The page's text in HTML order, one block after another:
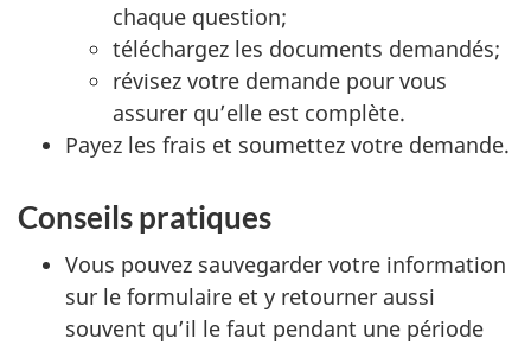
chaque question;
téléchargez les documents demandés;
révisez votre demande pour vous
assurer qu’elle est complète.
Payez les frais et soumettez votre demande.
Conseils pratiques
Vous pouvez sauvegarder votre information
sur le formulaire et y retourner aussi
souvent qu’il le faut pendant une période